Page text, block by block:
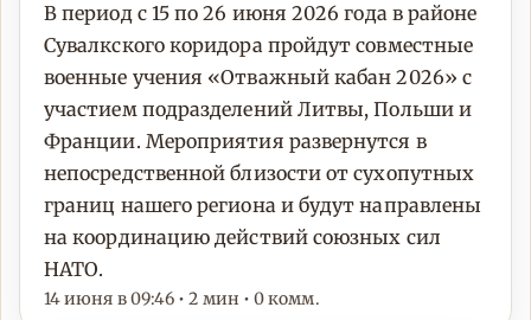
В период с 15 по 26 июня 2026 года в районе
Сувалкского коридора пройдут совместные
военные учения «Отважный кабан 2026» с
участием подразделений Литвы, Польши и
Франции. Мероприятия развернутся в
непосредственной близости от сухопутных
границ нашего региона и будут направлены
на координацию действий союзных сил
НАТО.
14 июня в 09:46 • 2 мин • 0 комм.